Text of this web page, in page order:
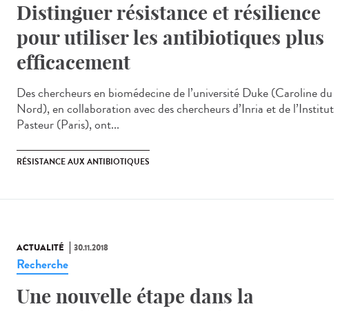
Distinguer résistance et résilience
pour utiliser les antibiotiques plus
efficacement
Des chercheurs en biomédecine de l’université Duke (Caroline du
Nord), en collaboration avec des chercheurs d’Inria et de l’Institut
Pasteur (Paris), ont...
RÉSISTANCE AUX ANTIBIOTIQUES
ACTUALITÉ 30.11.2018
Recherche
Une nouvelle étape dans la